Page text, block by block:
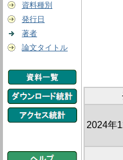
資料種別
発行日
著者
論文タイトル
2024年